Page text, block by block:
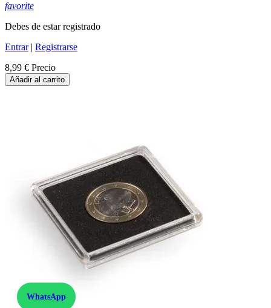
favorite
Debes de estar registrado
Entrar| Registrarse
8,99 € Precio
Añadir al carrito
WhatsApp